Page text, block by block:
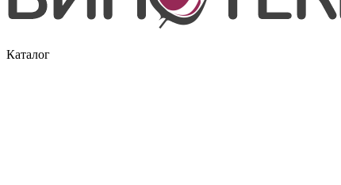
Каталог